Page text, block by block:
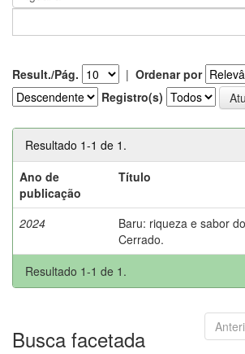
Result./Pág. | Ordenar por
Registro(s)
Resultado 1-1 de 1.
Ano de
publicação
Título
2024
Baru: riqueza e sabor do
Cerrado.
Resultado 1-1 de 1.
Busca facetada